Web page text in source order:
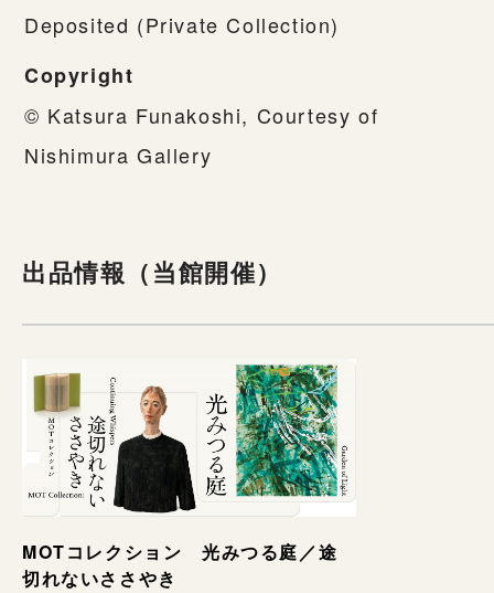
Deposited (Private Collection)
Copyright
© Katsura Funakoshi, Courtesy of
Nishimura Gallery
出品情報（当館開催）
MOTコレクション 光みつる庭／途
切れないささやき